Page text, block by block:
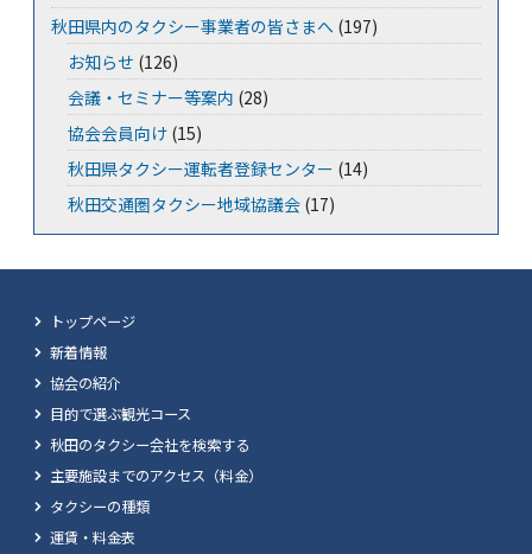
秋田県内のタクシー事業者の皆さまへ (197)
お知らせ (126)
会議・セミナー等案内 (28)
協会会員向け (15)
秋田県タクシー運転者登録センター (14)
秋田交通圏タクシー地域協議会 (17)
トップページ
新着情報
協会の紹介
目的で選ぶ観光コース
秋田のタクシー会社を検索する
主要施設までのアクセス（料金）
タクシーの種類
運賃・料金表